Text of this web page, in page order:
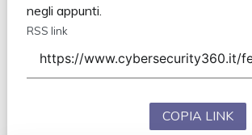
negli appunti.
RSS link
COPIA LINK